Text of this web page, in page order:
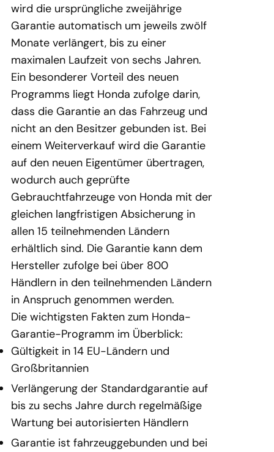
wird die ursprüngliche zweijährige
Garantie automatisch um jeweils zwölf
Monate verlängert, bis zu einer
maximalen Laufzeit von sechs Jahren.
Ein besonderer Vorteil des neuen
Programms liegt Honda zufolge darin,
dass die Garantie an das Fahrzeug und
nicht an den Besitzer gebunden ist. Bei
einem Weiterverkauf wird die Garantie
auf den neuen Eigentümer übertragen,
wodurch auch geprüfte
Gebrauchtfahrzeuge von Honda mit der
gleichen langfristigen Absicherung in
allen 15 teilnehmenden Ländern
erhältlich sind. Die Garantie kann dem
Hersteller zufolge bei über 800
Händlern in den teilnehmenden Ländern
in Anspruch genommen werden.
Die wichtigsten Fakten zum Honda-
Garantie-Programm im Überblick:
Gültigkeit in 14 EU-Ländern und
Großbritannien
Verlängerung der Standardgarantie auf
bis zu sechs Jahre durch regelmäßige
Wartung bei autorisierten Händlern
Garantie ist fahrzeuggebunden und bei